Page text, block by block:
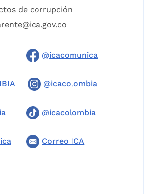
de corrupción
@icacomunica
@icacolombia
@icacolombia
Correo ICA